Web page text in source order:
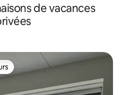
de vacances
les plus appréciés